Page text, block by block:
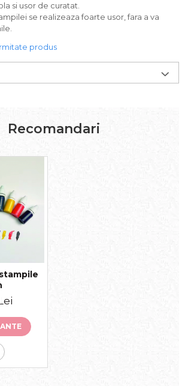
si usor de curatat.
se realizeaza foarte usor, fara a va
produs
Recomandari